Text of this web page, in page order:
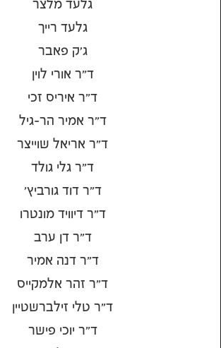
גלעד מלצר
גלעד רייך
ג׳ק פאבר
ד"ר אורי לוין
ד"ר איריס זכי
ד"ר אמיר הר-גיל
ד"ר אריאל שוייצר
ד"ר גלי גולד
ד"ר דוד גורביץ'
ד"ר דיוויד מונטרו
ד"ר דן ערב
ד"ר דנה אמיר
ד"ר זהר אלמקייס
ד"ר טלי זילברשטיין
ד"ר יוכי פישר